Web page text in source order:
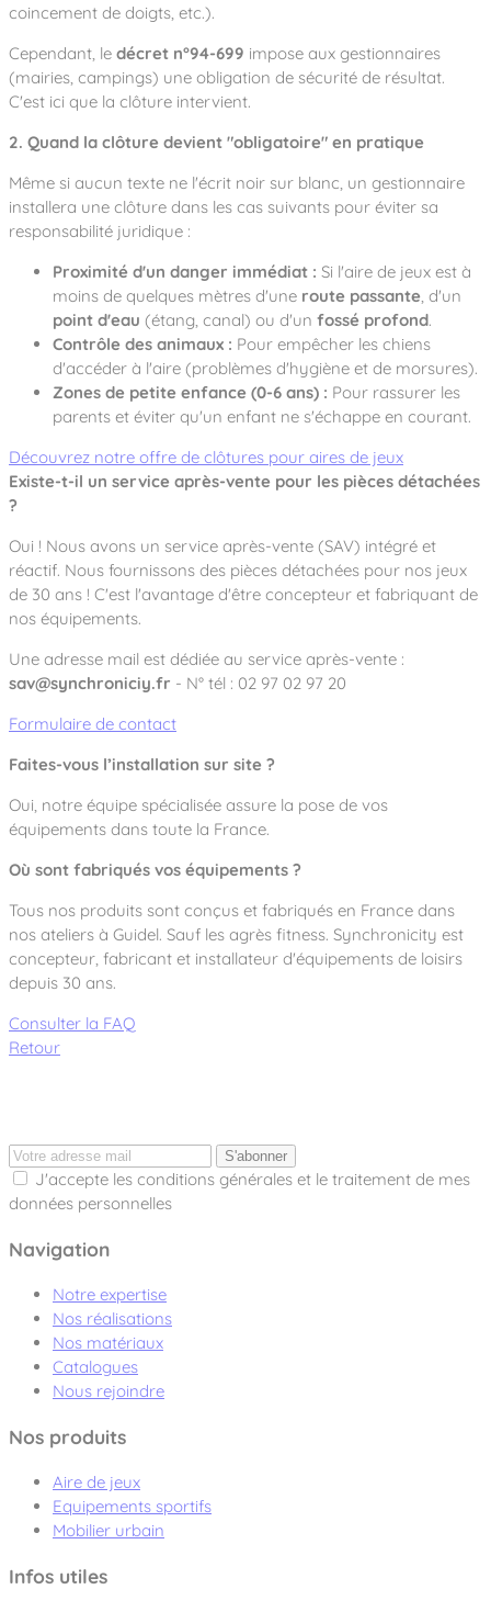
coincement de doigts, etc.).
Cependant, le décret n°94-699 impose aux gestionnaires
(mairies, campings) une obligation de sécurité de résultat.
C'est ici que la clôture intervient.
2. Quand la clôture devient "obligatoire" en pratique
Même si aucun texte ne l'écrit noir sur blanc, un gestionnaire
installera une clôture dans les cas suivants pour éviter sa
responsabilité juridique :
Proximité d'un danger immédiat : Si l'aire de jeux est à
moins de quelques mètres d'une route passante , d'un
point d'eau (étang, canal) ou d'un fossé profond.
Contrôle des animaux : Pour empêcher les chiens
d'accéder à l'aire (problèmes d'hygiène et de morsures).
Zones de petite enfance (0-6 ans) : Pour rassurer les
parents et éviter qu'un enfant ne s'échappe en courant.
Découvrez notre offre de clôtures pour aires de jeux
Existe-t-il un service après-vente pour les pièces détachées
?
Oui ! Nous avons un service après-vente (SAV) intégré et
réactif. Nous fournissons des pièces détachées pour nos jeux
de 30 ans ! C'est l'avantage d'être concepteur et fabriquant de
nos équipements.
Une adresse mail est dédiée au service après-vente :
sav@synchroniciy.fr - N° tél : 02 97 02 97 20
Formulaire de contact
Faites-vous l’installation sur site ?
Oui, notre équipe spécialisée assure la pose de vos
équipements dans toute la France.
Où sont fabriqués vos équipements ?
Tous nos produits sont conçus et fabriqués en France dans
nos ateliers à Guidel. Sauf les agrès fitness. Synchronicity est
concepteur, fabricant et installateur d'équipements de loisirs
depuis 30 ans.
Consulter la FAQ
Retour
S'abonner
J'accepte les conditions générales et le traitement de mes
données personnelles
Navigation
Notre expertise
Nos réalisations
Nos matériaux
Catalogues
Nous rejoindre
Nos produits
Aire de jeux
Equipements sportifs
Mobilier urbain
Infos utiles